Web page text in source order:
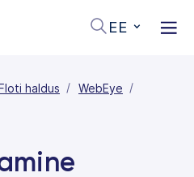
EE
haldus
WebEye